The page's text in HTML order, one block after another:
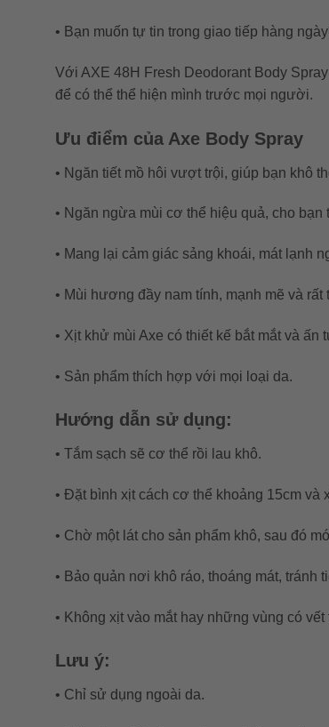
• Bạn muốn tự tin trong giao tiếp hàng
Với AXE 48H Fresh Deodorant Body
để có thể thể hiện mình trước mọi người.
Ưu điểm của Axe Body Spray
• Ngăn tiết mồ hôi vượt trội, giúp bạn khô
• Ngăn ngừa mùi cơ thể hiệu quả, cho
• Mang lại cảm giác sảng khoái, mát lạnh
• Mùi hương đầy nam tính, mạnh mẽ và rất
• Xịt khử mùi Axe có thiết kế bắt mắt và
• Sản phẩm thích hợp với mọi loại da.
Hướng dẫn sử dụng:
• Tắm sạch sẽ cơ thể rồi lau khô.
• Đặt bình xịt cách cơ thể khoảng 15cm và
• Chờ một lát cho sản phẩm khô, sau đó
• Bảo quản nơi khô ráo, thoáng mát, tránh
• Không xịt vào mắt hay những vùng có
Lưu ý:
• Chỉ sử dụng ngoài da.